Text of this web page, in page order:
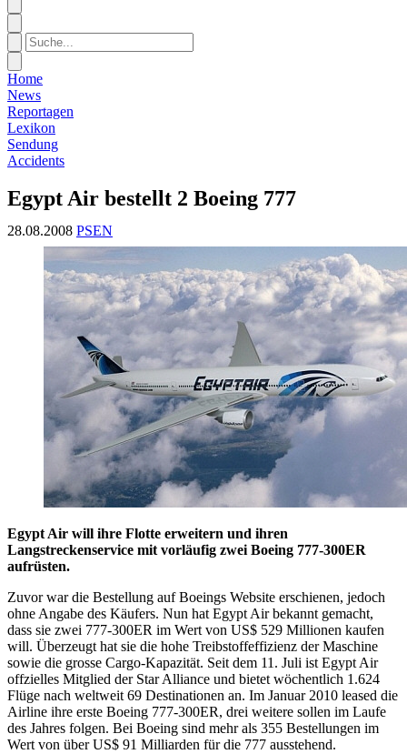
Home
News
Reportagen
Lexikon
Sendung
Accidents
Egypt Air bestellt 2 Boeing 777
28.08.2008 PSEN
Egypt Air will ihre Flotte erweitern und ihren
Langstreckenservice mit vorläufig zwei Boeing 777-300ER
aufrüsten.
Zuvor war die Bestellung auf Boeings Website erschienen, jedoch
ohne Angabe des Käufers. Nun hat Egypt Air bekannt gemacht,
dass sie zwei 777-300ER im Wert von US$ 529 Millionen kaufen
will. Überzeugt hat sie die hohe Treibstoffeffizienz der Maschine
sowie die grosse Cargo-Kapazität. Seit dem 11. Juli ist Egypt Air
offzielles Mitglied der Star Alliance und bietet wöchentlich 1.624
Flüge nach weltweit 69 Destinationen an. Im Januar 2010 leased die
Airline ihre erste Boeing 777-300ER, drei weitere sollen im Laufe
des Jahres folgen. Bei Boeing sind mehr als 355 Bestellungen im
Wert von über US$ 91 Milliarden für die 777 ausstehend.